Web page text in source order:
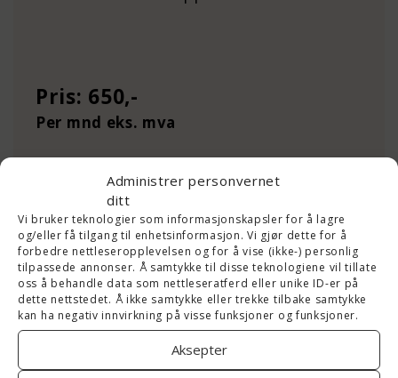
Administrer personvernet
ditt
Vi bruker teknologier som informasjonskapsler for å lagre
og/eller få tilgang til enhetsinformasjon. Vi gjør dette for å
forbedre nettleseropplevelsen og for å vise (ikke-) personlig
tilpassede annonser. Å samtykke til disse teknologiene vil tillate
oss å behandle data som nettleseratferd eller unike ID-er på
dette nettstedet. Å ikke samtykke eller trekke tilbake samtykke
kan ha negativ innvirkning på visse funksjoner og funksjoner.
Aksepter
Pris: 650,-
Per mnd eks. mva
PARTNER
– for deg som vil ha fart,
prioritet og tett oppfølging
Alt i BASIC, pluss: